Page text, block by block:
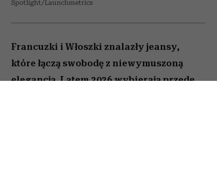
Spotlight/Launchmetrics
Francuzki i Włoszki znalazły jeansy,
które łączą swobodę z niewymuszoną
elegancją. Latem 2026 wybierają przede